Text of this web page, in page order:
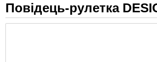
Повідець-рулетка